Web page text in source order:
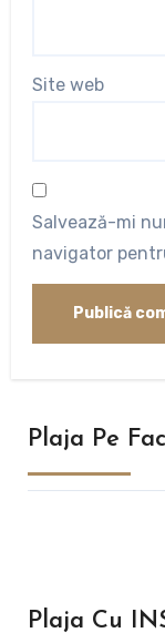
Site web
Salvează-mi
navigator
Plaja Pe
Plaja Cu